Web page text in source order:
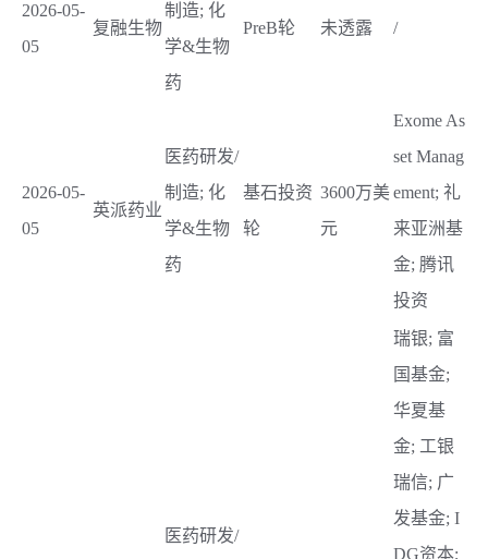
2026-05-
05
复融生物
制造; 化
学&生物
药
PreB轮 未透露 /
2026-05-
05
英派药业
医药研发/
制造; 化
学&生物
药
基石投资
轮
3600万美
元
Exome As
set Manag
ement; 礼
来亚洲基
金; 腾讯
投资
医药研发/
瑞银; 富
国基金;
华夏基
金; 工银
瑞信; 广
发基金; I
DG资本;